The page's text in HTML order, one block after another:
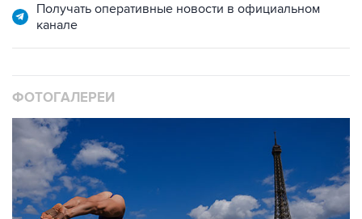
Получать оперативные новости в официальном
канале
ФОТОГАЛЕРЕИ